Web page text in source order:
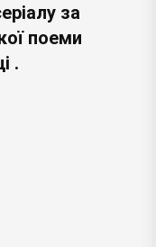
за
поеми
.